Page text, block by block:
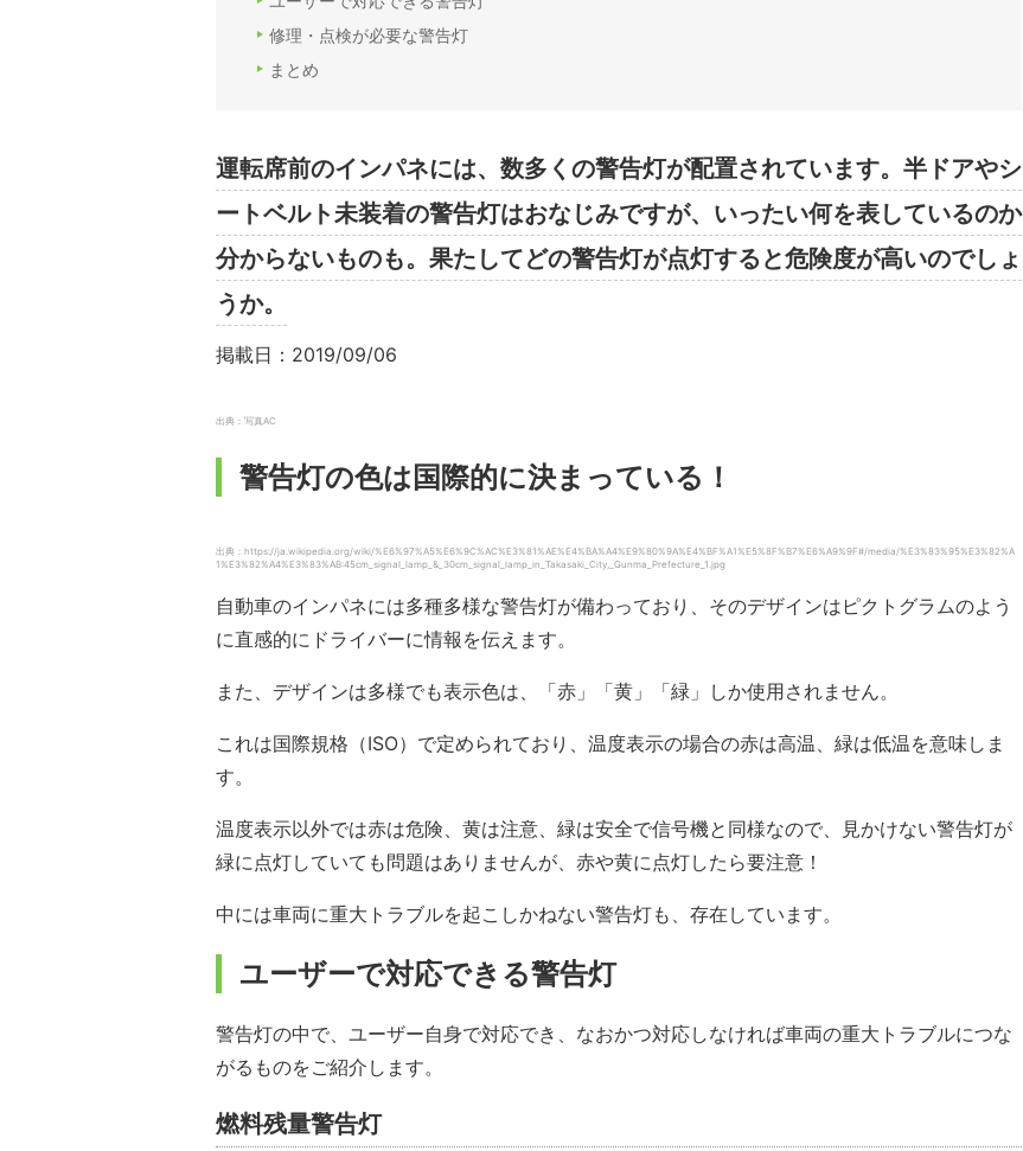
修理・点検が必要な警告灯
まとめ
運転席前のインパネには、数多くの警告灯が配置されています。半ドアやシ
ートベルト未装着の警告灯はおなじみですが、いったい何を表しているのか
分からないものも。果たしてどの警告灯が点灯すると危険度が高いのでしょ
うか。
掲載日：2019/09/06
出典：写真AC
警告灯の色は国際的に決まっている！
出典：https://ja.wikipedia.org/wiki/%E6%97%A5%E6%9C%AC%E3%81%AE%E4%BA%A4%E9%80%9A%E4%BF%A1%E5%8F%B7%E6%A9%9F#/media/%E3%83%95%E3%82%A
1%E3%82%A4%E3%83%AB:45cm_signal_lamp_&_30cm_signal_lamp_in_Takasaki_City,_Gunma_Prefecture_1.jpg
自動車のインパネには多種多様な警告灯が備わっており、そのデザインはピクトグラムのよう
に直感的にドライバーに情報を伝えます。
また、デザインは多様でも表示色は、「赤」「黄」「緑」しか使用されません。
これは国際規格（ISO）で定められており、温度表示の場合の赤は高温、緑は低温を意味しま
す。
温度表示以外では赤は危険、黄は注意、緑は安全で信号機と同様なので、見かけない警告灯が
緑に点灯していても問題はありませんが、赤や黄に点灯したら要注意！
中には車両に重大トラブルを起こしかねない警告灯も、存在しています。
ユーザーで対応できる警告灯
警告灯の中で、ユーザー自身で対応でき、なおかつ対応しなければ車両の重大トラブルにつな
がるものをご紹介します。
燃料残量警告灯